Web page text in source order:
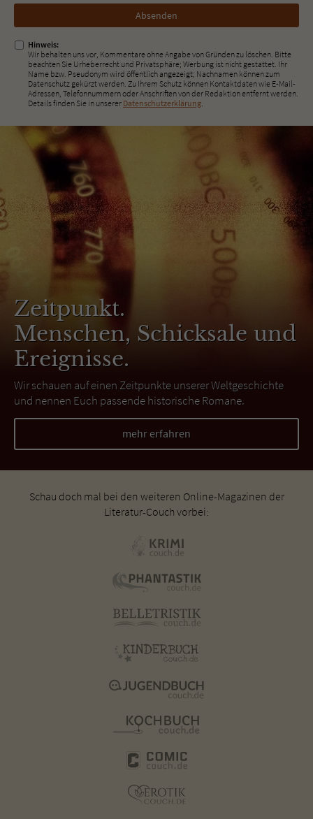
Nicht
ausfüllen!
Hinweis:
Wir behalten uns vor, Kommentare ohne Angabe von Gründen zu löschen. Bitte
beachten Sie Urheberrecht und Privatsphäre; Werbung ist nicht gestattet. Ihr
Name bzw. Pseudonym wird öffentlich angezeigt; Nachnamen können zum
Datenschutz gekürzt werden. Zu Ihrem Schutz können Kontaktdaten wie E-Mail-
Adressen, Telefonnummern oder Anschriften von der Redaktion entfernt werden.
Details finden Sie in unserer Datenschutzerklärung.
Zeitpunkt.
Menschen, Schicksale und
Ereignisse.
Wir schauen auf einen Zeitpunkte unserer Weltgeschichte
und nennen Euch passende historische Romane.
mehr erfahren
Schau doch mal bei den weiteren Online-Magazinen der
Literatur-Couch vorbei: